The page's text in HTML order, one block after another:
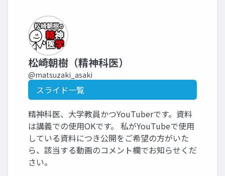
松崎朝樹（精神科医）
@matsuzaki_asaki
スライド一覧
精神科医、大学教員かつYouTuberです。資料
は講義での使用OKです。 私がYouTubeで使用
している資料につき公開をご希望の方がいた
ら、該当する動画のコメント欄でお知らせくだ
さい。